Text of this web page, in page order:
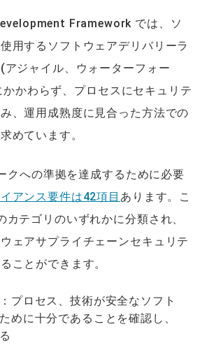
Framework では、ソ
用するソフトウェアデリバリーラ
アジャイル、ウォーターフォー
かわらず、プロセスにセキュリテ
、運用成熟度に見合った方法での
めています。
クへの準拠を達成するために必要
アンス要件は42項目 あります。こ
テゴリのいずれかに分類され、
ェアサプライチェーンセキュリテ
ことができます。
プロセス、技術が安全なソフト
めに十分であることを確認し、